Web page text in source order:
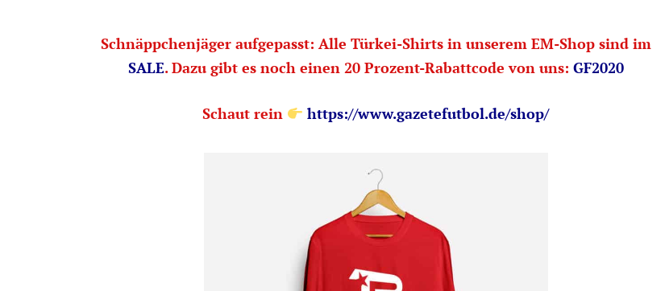
Schnäppchenjäger aufgepasst: Alle Türkei-Shirts in unserem EM-Shop sind im
SALE. Dazu gibt es noch einen 20 Prozent-Rabattcode von uns: GF2020
Schaut rein https://www.gazetefutbol.de/shop/